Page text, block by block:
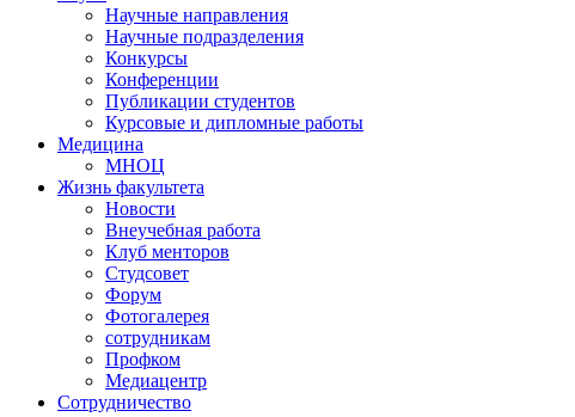
Научные направления
Научные подразделения
Конкурсы
Конференции
Публикации студентов
Курсовые и дипломные работы
Медицина
МНОЦ
Жизнь факультета
Новости
Внеучебная работа
Клуб менторов
Студсовет
Форум
Фотогалерея
сотрудникам
Профком
Медиацентр
Сотрудничество